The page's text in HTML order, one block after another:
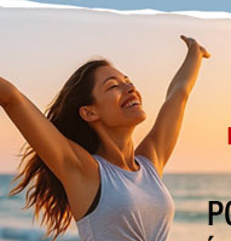
?? lol
03/09/2009 à 10:04
,
beaucoup ce matin les petits